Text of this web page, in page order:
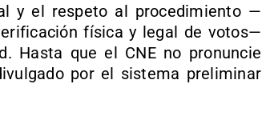
y el respeto al procedimiento —
física y legal de votos—
Hasta que el CNE no pronuncie
por el sistema preliminar